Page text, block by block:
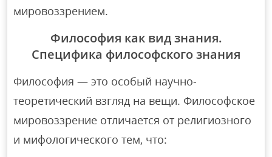
мировоззрением.
Философия как вид знания.
Специфика философского знания
Философия — это особый научно-
теоретический взгляд на вещи. Философское
мировоззрение отличается от религиозного
и мифологического тем, что: